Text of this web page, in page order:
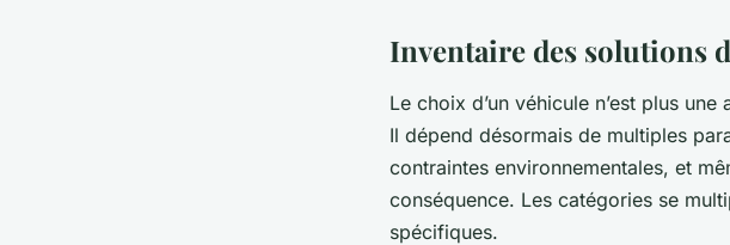
Inventaire des solutions
Le choix d’un véhicule n’est plus
Il dépend désormais de multiples
contraintes environnementales, et
conséquence. Les catégories se
spécifiques.